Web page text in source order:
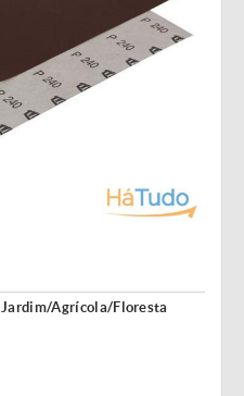
Jardim/Agrícola/Floresta